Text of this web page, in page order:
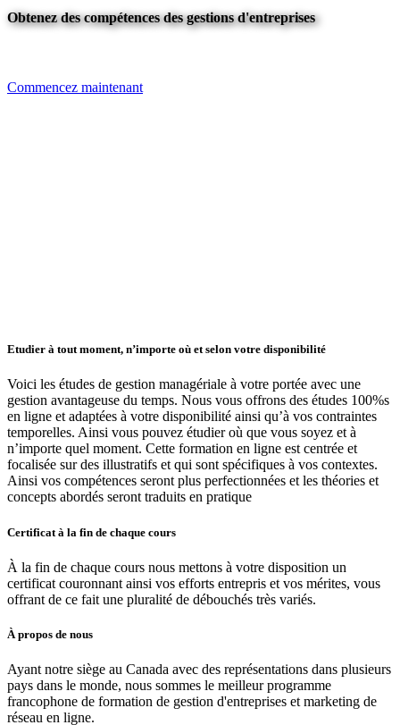
Obtenez des compétences des gestions d'entreprises
Commencez maintenant
Etudier à tout moment, n’importe où et selon votre disponibilité
Voici les études de gestion managériale à votre portée avec une
gestion avantageuse du temps. Nous vous offrons des études 100%s
en ligne et adaptées à votre disponibilité ainsi qu’à vos contraintes
temporelles. Ainsi vous pouvez étudier où que vous soyez et à
n’importe quel moment. Cette formation en ligne est centrée et
focalisée sur des illustratifs et qui sont spécifiques à vos contextes.
Ainsi vos compétences seront plus perfectionnées et les théories et
concepts abordés seront traduits en pratique
Certificat à la fin de chaque cours
À la fin de chaque cours nous mettons à votre disposition un
certificat couronnant ainsi vos efforts entrepris et vos mérites, vous
offrant de ce fait une pluralité de débouchés très variés.
À propos de nous
Ayant notre siège au Canada avec des représentations dans plusieurs
pays dans le monde, nous sommes le meilleur programme
francophone de formation de gestion d'entreprises et marketing de
réseau en ligne.